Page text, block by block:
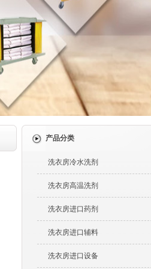
产品分类
洗衣房冷水洗剂
洗衣房高温洗剂
洗衣房进口药剂
洗衣房进口辅料
洗衣房进口设备